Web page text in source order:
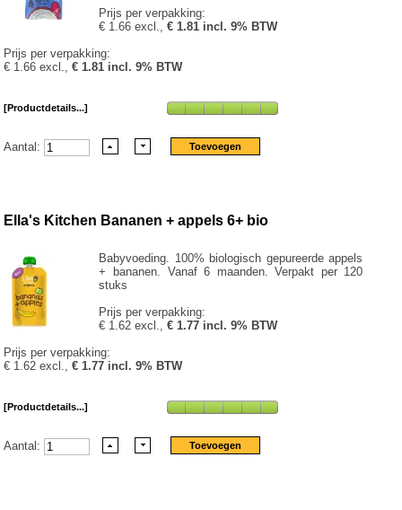
Prijs per verpakking:
€ 1.66 excl.,€ 1.81 incl. 9% BTW
Prijs per verpakking:
€ 1.66 excl.,€ 1.81 incl. 9% BTW
[Productdetails...]
Aantal:
Ella's Kitchen Bananen + appels 6+ bio
Babyvoeding. 100% biologisch gepureerde appels
+ bananen. Vanaf 6 maanden. Verpakt per 120
stuks
Prijs per verpakking:
€ 1.62 excl.,€ 1.77 incl. 9% BTW
Prijs per verpakking:
€ 1.62 excl.,€ 1.77 incl. 9% BTW
[Productdetails...]
Aantal: